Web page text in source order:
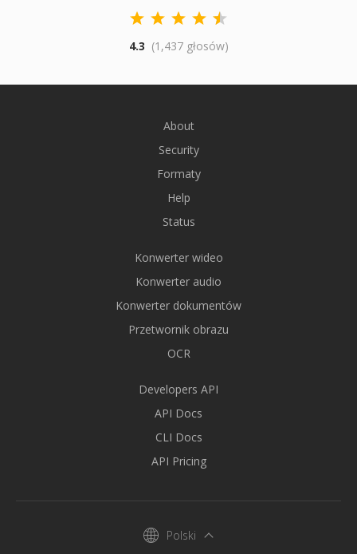
4.3 (1,437 głosów)
About
Security
Formaty
Help
Status
Konwerter wideo
Konwerter audio
Konwerter dokumentów
Przetwornik obrazu
OCR
Developers API
API Docs
CLI Docs
API Pricing
Polski